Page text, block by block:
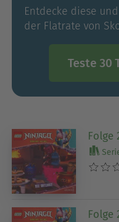
Entdecke diese
der Flatrate von
Teste 30
Folge
Folge